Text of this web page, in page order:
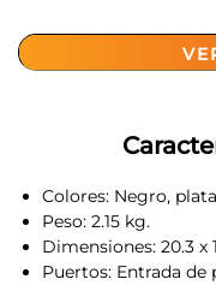
Colores: Negro,
Peso: 2.15 kg.
Dimensiones: 20.3 x
Puertos: Entrada de